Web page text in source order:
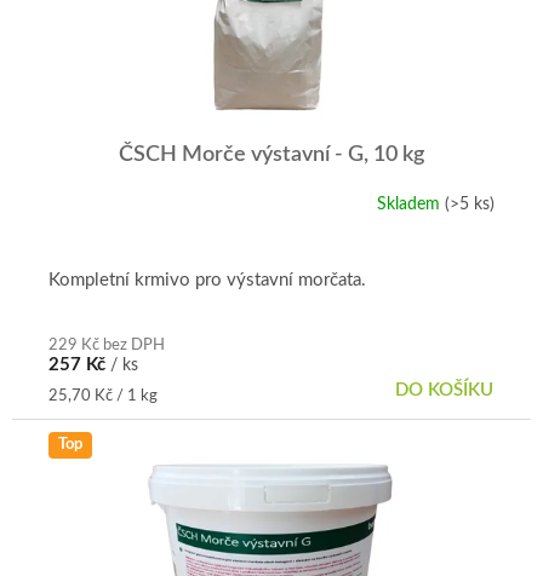
ČSCH Morče výstavní - G, 10 kg
je
5
hvězdiček.
Skladem(>5 ks)
229 Kč bez DPH
257 Kč / ks
Měrná
cena:
25,70 Kč / 1 kg DO KOŠÍKU
Kompletní krmivo pro výstavní morčata.
Top